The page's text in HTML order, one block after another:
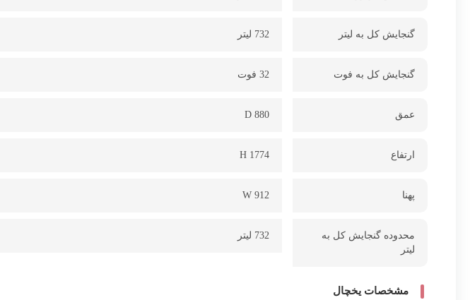
گنجایش کل به لیتر 732 لیتر
گنجایش کل به فوت 32 فوت
عمق D 880
ارتفاع H 1774
پهنا W 912
محدوده گنجایش کل به
لیتر
732 لیتر
مشخصات یخچال